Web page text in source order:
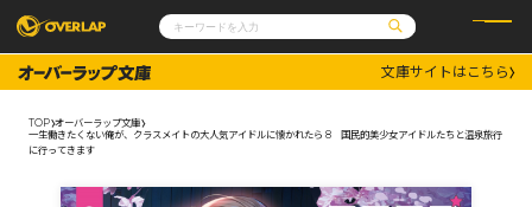
コミックガルド
コミッククリエ
LiQulle
ラブパルフェ
ノベルス
ノベルスf
ポケットモンスター
アニメ
オーバーラップ広報室
文庫サイトはこちら
TOP オーバーラップ文庫
一生働きたくない俺が、クラスメイトの大人気アイドルに懐かれたら 8 国民的美少女アイドルたちと温泉旅行
に行ってきます